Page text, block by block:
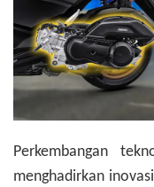
Perkembangan
menghadirkan